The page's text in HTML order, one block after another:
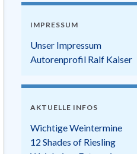
IMPRESSUM
Unser Impressum
Autorenprofil Ralf Kaiser
AKTUELLE INFOS
Wichtige Weintermine
12 Shades of Riesling